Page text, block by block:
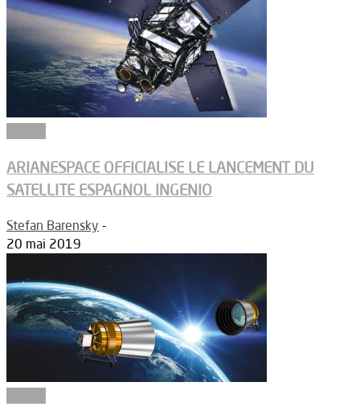
ARIANESPACE OFFICIALISE LE LANCEMENT DU
SATELLITE ESPAGNOL INGENIO
Stefan Barensky -
20 mai 2019